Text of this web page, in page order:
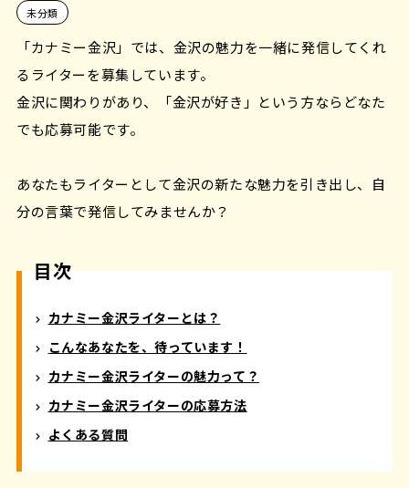
未分類
「カナミー金沢」では、金沢の魅力を一緒に発信してくれ
るライターを募集しています。
金沢に関わりがあり、「金沢が好き」という方ならどなた
でも応募可能です。
あなたもライターとして金沢の新たな魅力を引き出し、自
分の言葉で発信してみませんか？
目次
カナミー金沢ライターとは？
こんなあなたを、待っています！
カナミー金沢ライターの魅力って？
カナミー金沢ライターの応募方法
よくある質問